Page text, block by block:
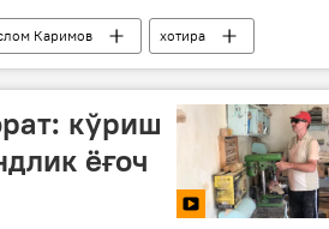
Каримов хотира
кўриш
ёғоч